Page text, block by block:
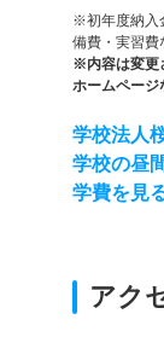
※初年度納入
備費・実習費
※内容は変更
ホームページ
学校法人
学校の昼
学費を見
アク